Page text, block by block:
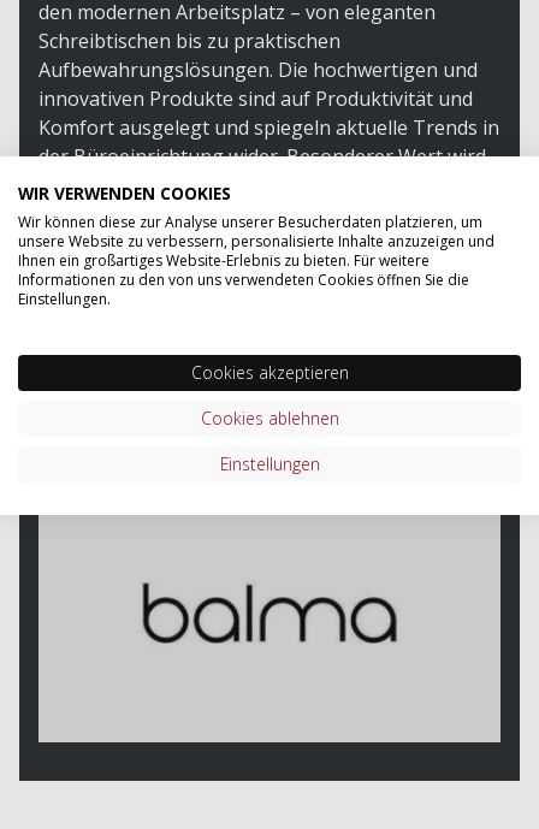
den modernen Arbeitsplatz – von eleganten
Schreibtischen bis zu praktischen
Aufbewahrungslösungen. Die hochwertigen und
innovativen Produkte sind auf Produktivität und
Komfort ausgelegt und spiegeln aktuelle Trends in
der Büroeinrichtung wider. Besonderer Wert wird
auf Nachhaltigkeit und Langlebigkeit gelegt, um
den Bedürfnissen des dynamischen
Geschäftsumfelds gerecht zu werden. Balma
kombiniert handwerkliche Expertise mit
modernster Technologie und ist damit ideal für
schätzen.
ZUM SORTIMENT VON BALMA
WIR VERWENDEN COOKIES
Wir können diese zur Analyse unserer Besucherdaten platzieren, um
unsere Website zu verbessern, personalisierte Inhalte anzuzeigen und
Ihnen ein großartiges Website-Erlebnis zu bieten. Für weitere
Informationen zu den von uns verwendeten Cookies öffnen Sie die
Einstellungen.
Cookies akzeptieren
Cookies ablehnen
Einstellungen